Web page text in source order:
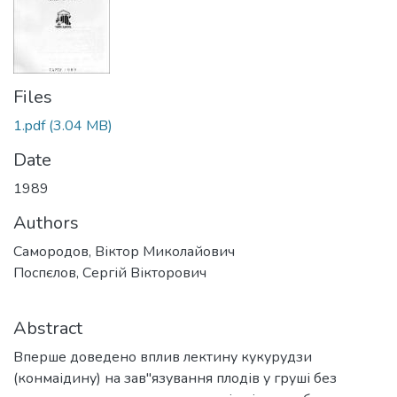
Files
1.pdf(3.04 MB)
Date
1989
Authors
Самородов, Віктор Миколайович
Поспєлов, Сергій Вікторович
Abstract
Вперше доведено вплив лектину кукурудзи
(конмаідину) на зав"язування плодів у груші без